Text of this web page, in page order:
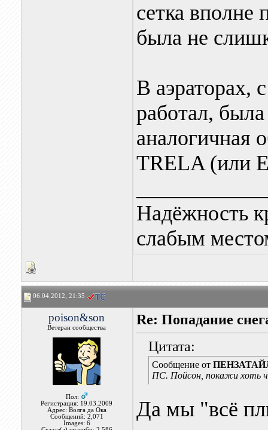
сетка вполне
была не
В аэраторах,
работал,
аналогичная
TRELA (или
Надёжность
слабым
06.04.2012, 21:35
poison&son
Ветеран сообщества
Пол:
Регистрация: 19.03.2009
Адрес: Волга да Ока
Сообщений: 2,071
Images: 6
Re: Попадание
Цитата:
Сообщение от
ПС. Пойсон, покажи хоть
Да мы "всё